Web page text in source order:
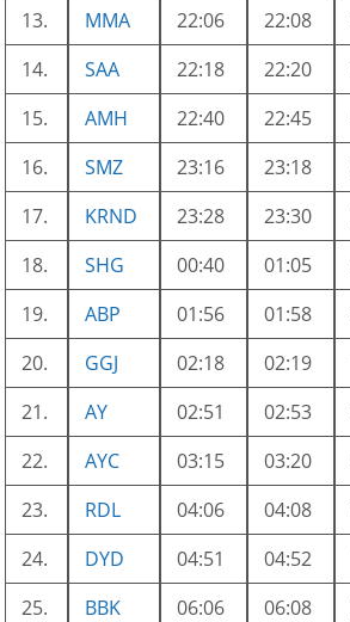
13.
MMA 22:06 22:08
14.
SAA 22:18 22:20
15.
AMH 22:40 22:45
16.
SMZ 23:16 23:18
17.
KRND 23:28 23:30
18.
SHG 00:40 01:05
19.
ABP 01:56 01:58
20.
GGJ 02:18 02:19
21.
AY 02:51 02:53
22.
AYC 03:15 03:20
23.
RDL 04:06 04:08
24.
DYD 04:51 04:52
25.
BBK 06:06 06:08